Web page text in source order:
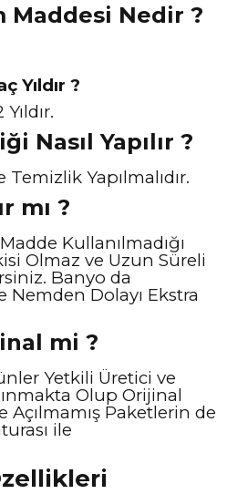
Maddesi Nedir ?
Yıldır ?
Nasıl Yapılır ?
Yapılmalıdır.
mı ?
Kullanılmadığı
Olmaz ve Uzun Süreli
Banyo da
Nemden Dolayı Ekstra
mi ?
Yetkili Üretici ve
Olup Orijinal
Açılmamış Paketlerin de
ile